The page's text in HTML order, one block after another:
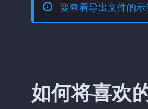
要查看导出文件的示
如何将喜欢